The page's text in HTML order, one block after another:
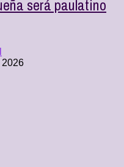
será paulatino
2026